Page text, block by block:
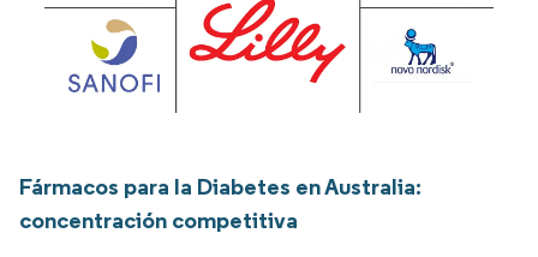
Fármacos para la Diabetes en Australia:
concentración competitiva